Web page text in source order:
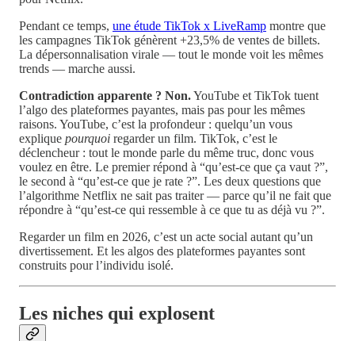
Pendant ce temps, une étude TikTok x LiveRamp montre que
les campagnes TikTok génèrent +23,5% de ventes de billets.
La dépersonnalisation virale — tout le monde voit les mêmes
trends — marche aussi.
Contradiction apparente ? Non.YouTube et TikTok tuent
l’algo des plateformes payantes, mais pas pour les mêmes
raisons. YouTube, c’est la profondeur : quelqu’un vous
explique pourquoi regarder un film. TikTok, c’est le
déclencheur : tout le monde parle du même truc, donc vous
voulez en être. Le premier répond à “qu’est-ce que ça vaut ?”,
le second à “qu’est-ce que je rate ?”. Les deux questions que
l’algorithme Netflix ne sait pas traiter — parce qu’il ne fait que
répondre à “qu’est-ce qui ressemble à ce que tu as déjà vu ?”.
Regarder un film en 2026, c’est un acte social autant qu’un
divertissement. Et les algos des plateformes payantes sont
construits pour l’individu isolé.
Les niches qui explosent